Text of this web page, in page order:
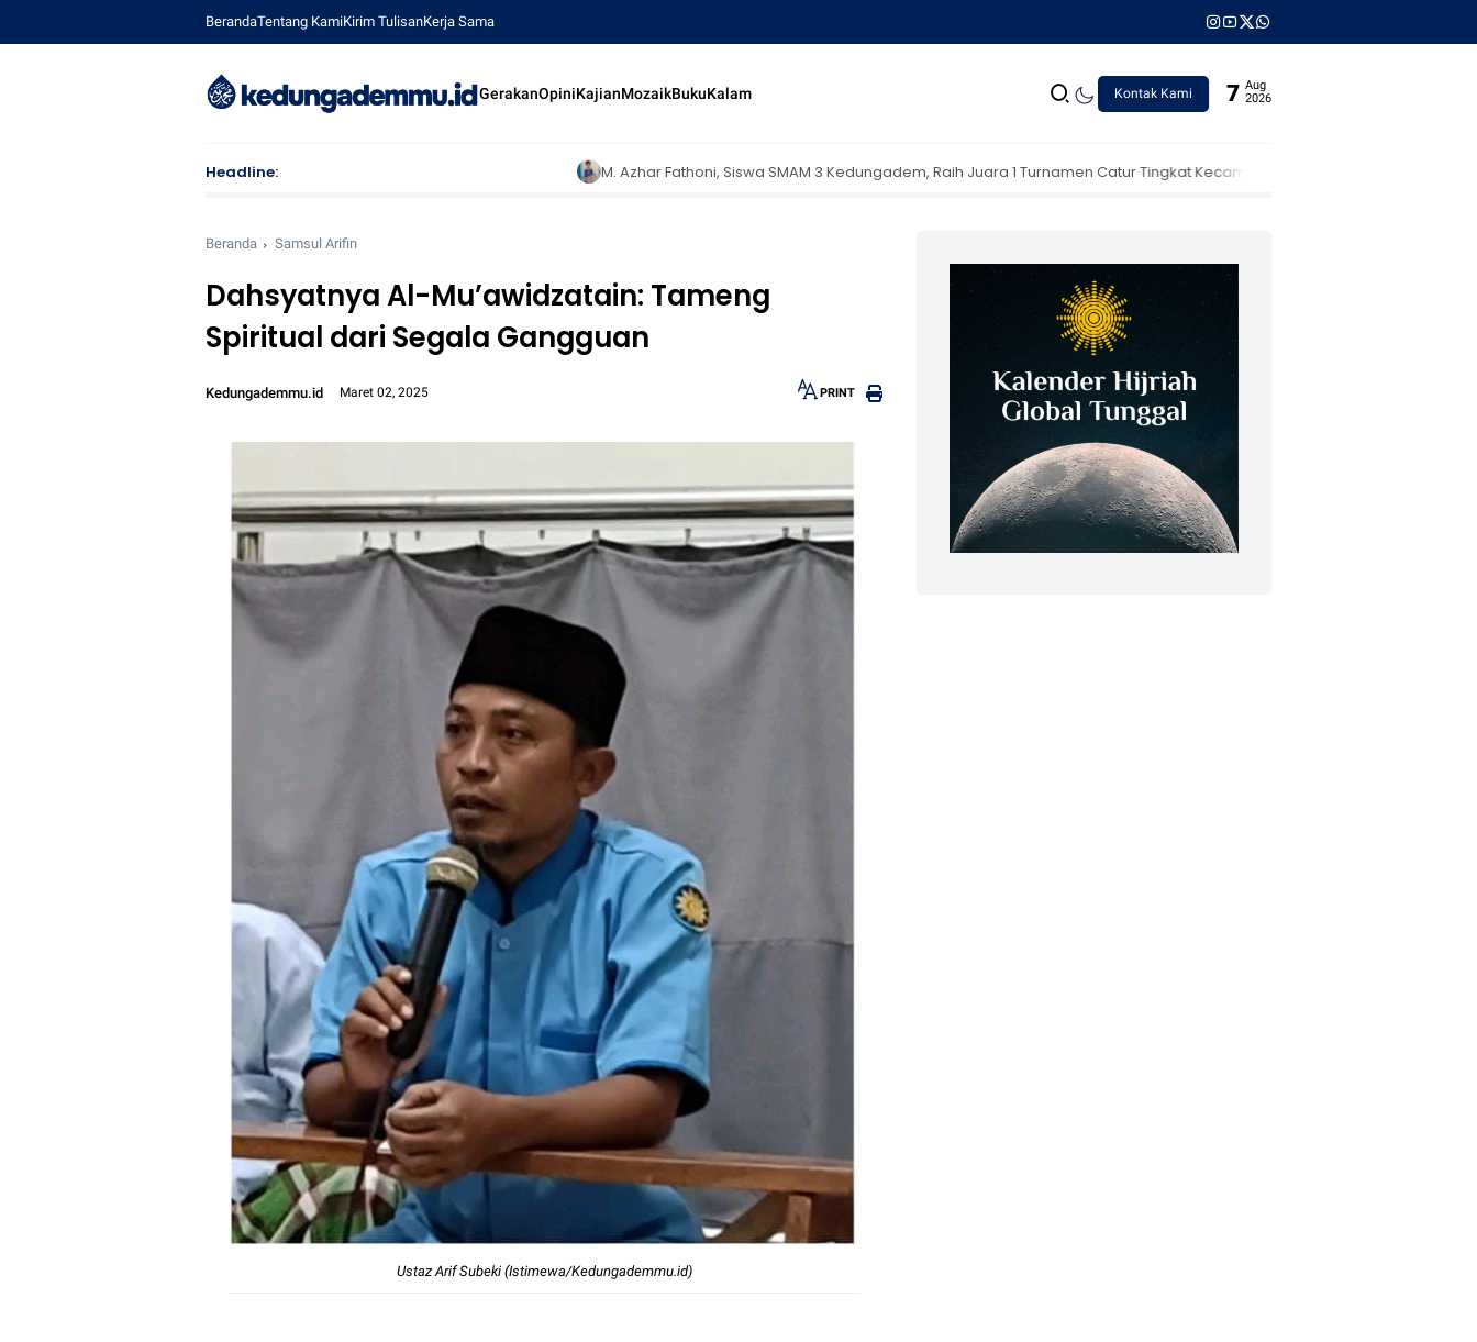
BerandaTentang KamiKirim TulisanKerja Sama
GerakanOpiniKajianMozaikBukuKalam Kontak Kami 7 Aug
2026
Headline: M. Azhar Fathoni, Siswa SMAM 3 Kedungadem, Raih Juara 1 Turnamen Catur Tingkat Kecamatan Mahasiswa KKN STIT Muhammadiyah
Beranda Samsul Arifin
Dahsyatnya Al-Mu’awidzatain: Tameng
Spiritual dari Segala Gangguan
Kedungademmu.id Maret 02, 2025 PRINT
Ustaz Arif Subeki (Istimewa/Kedungademmu.id)